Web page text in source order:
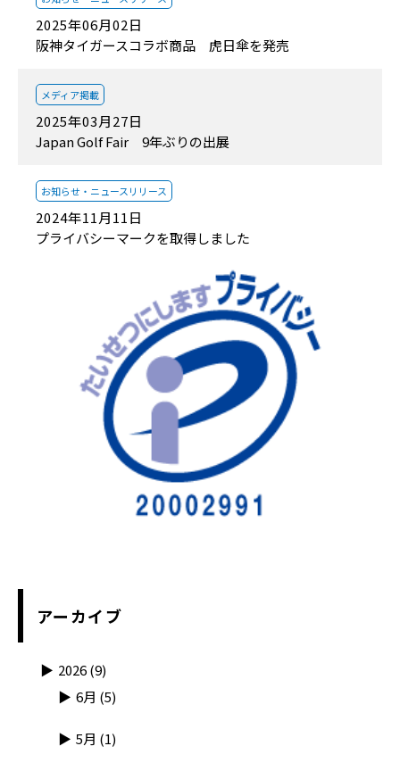
2025年06月02日
阪神タイガースコラボ商品 虎日傘を発売
2025年03月27日
メディア掲載
Japan Golf Fair 9年ぶりの出展
2024年11月11日
お知らせ・ ニュースリリース
プライバシーマークを取得しました
アーカイブ
2026(9)
6月 (5)
5月 (1)